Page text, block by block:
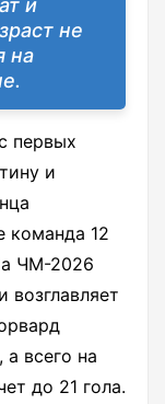
и
не
на
первых
и
команда 12
ЧМ-2026
всего на
до 21 гола.